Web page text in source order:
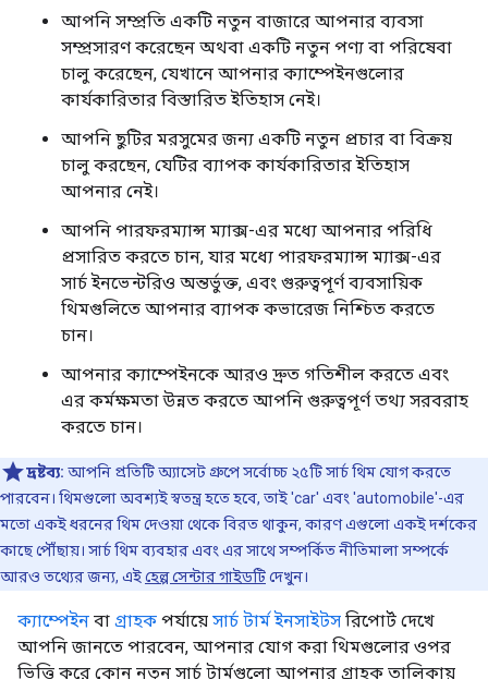
আপনি সম্প্রতি একটি নতুন বাজারে আপনার ব্যবসা
সম্প্রসারণ করেছেন অথবা একটি নতুন পণ্য বা পরিষেবা
চালু করেছেন, যেখানে আপনার ক্যাম্পেইনগুলোর
কার্যকারিতার বিস্তারিত ইতিহাস নেই।
আপনি ছুটির মরসুমের জন্য একটি নতুন প্রচার বা বিক্রয়
চালু করছেন, যেটির ব্যাপক কার্যকারিতার ইতিহাস
আপনার নেই।
আপনি পারফরম্যান্স ম্যাক্স-এর মধ্যে আপনার পরিধি
প্রসারিত করতে চান, যার মধ্যে পারফরম্যান্স ম্যাক্স-এর
সার্চ ইনভেন্টরিও অন্তর্ভুক্ত, এবং গুরুত্বপূর্ণ ব্যবসায়িক
থিমগুলিতে আপনার ব্যাপক কভারেজ নিশ্চিত করতে
চান।
আপনার ক্যাম্পেইনকে আরও দ্রুত গতিশীল করতে এবং
এর কর্মক্ষমতা উন্নত করতে আপনি গুরুত্বপূর্ণ তথ্য সরবরাহ
করতে চান।
দ্রষ্টব্য: আপনি প্রতিটি অ্যাসেট গ্রুপে সর্বোচ্চ ২৫টি সার্চ থিম যোগ করতে
পারবেন। থিমগুলো অবশ্যই স্বতন্ত্র হতে হবে, তাই 'car' এবং 'automobile'-এর
মতো একই ধরনের থিম দেওয়া থেকে বিরত থাকুন, কারণ এগুলো একই দর্শকের
কাছে পৌঁছায়। সার্চ থিম ব্যবহার এবং এর সাথে সম্পর্কিত নীতিমালা সম্পর্কে
আরও তথ্যের জন্য, এইহেল্প সেন্টার গাইডটিদেখুন।
ক্যাম্পেইন বা গ্রাহক পর্যায়ে সার্চ টার্ম ইনসাইটস রিপোর্ট দেখে
আপনি জানতে পারবেন, আপনার যোগ করা থিমগুলোর ওপর
ভিত্তি করে কোন নতুন সার্চ টার্মগুলো আপনার গ্রাহক তালিকায়